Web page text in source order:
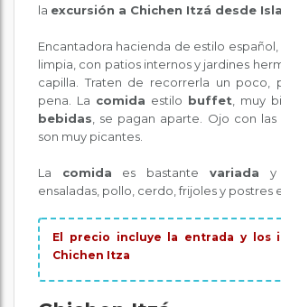
la excursión a Chichen Itzá desde
Encantadora hacienda de estilo
limpia, con patios internos y jardines
capilla. Traten de recorrerla un poco,
pena. La comida estilo buffet , muy
bebidas , se pagan aparte. Ojo con las
son muy picantes.
La comida es bastante variada y
ensaladas, pollo, cerdo, frijoles y postres
El precio incluye la entrada y los
Chichen Itza